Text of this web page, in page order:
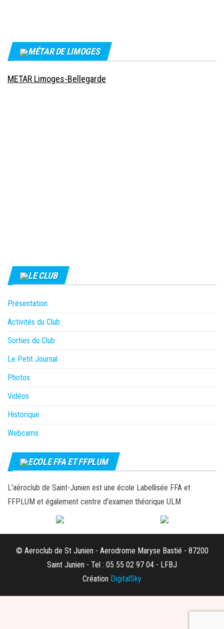
MÉTAR DE LIMOGES
METAR Limoges-Bellegarde
LE CLUB
Présentation
Activités du Club
Sorties du Club
Le Petit Journal
Photos
Vidéos
Historique
Webcams
ECOLE FFA ET FFPLUM
L'aéroclub de Saint-Junien est une école Labellisée FFA et
FFPLUM et également centre d'examen théorique ULM
© Aeroclub de St Junien - Aerodrome Maryse Bastié - 87200
Saint Junien - Tel : 05 55 02 97 04 - LFBJ
Création DigitalSky